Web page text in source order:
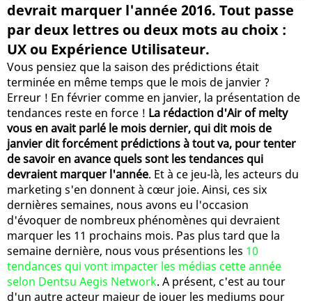
devrait marquer l'année 2016. Tout passe
par deux lettres ou deux mots au choix :
UX ou Expérience Utilisateur.
Vous pensiez que la saison des prédictions était
terminée en même temps que le mois de janvier ?
Erreur ! En février comme en janvier, la présentation de
tendances reste en force ! La rédaction d'Air of melty
vous en avait parlé le mois dernier, qui dit mois de
janvier dit forcément prédictions à tout va, pour tenter
de savoir en avance quels sont les tendances qui
devraient marquer l'année. Et à ce jeu-là, les acteurs du
marketing s'en donnent à cœur joie. Ainsi, ces six
dernières semaines, nous avons eu l'occasion
d'évoquer de nombreux phénomènes qui devraient
marquer les 11 prochains mois. Pas plus tard que la
semaine dernière, nous vous présentions les 10
tendances qui vont impacter les médias cette année
selon Dentsu Aegis Network. A présent, c'est au tour
d'un autre acteur majeur de jouer les mediums pour